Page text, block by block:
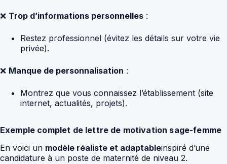
❌ Trop d’informations personnelles :
Restez professionnel (évitez les détails sur votre vie
privée).
❌ Manque de personnalisation :
Montrez que vous connaissez l’établissement (site
internet, actualités, projets).
Exemple complet de lettre de motivation sage-femme
En voici un modèle réaliste et adaptableinspiré d’une
candidature à un poste de maternité de niveau 2.